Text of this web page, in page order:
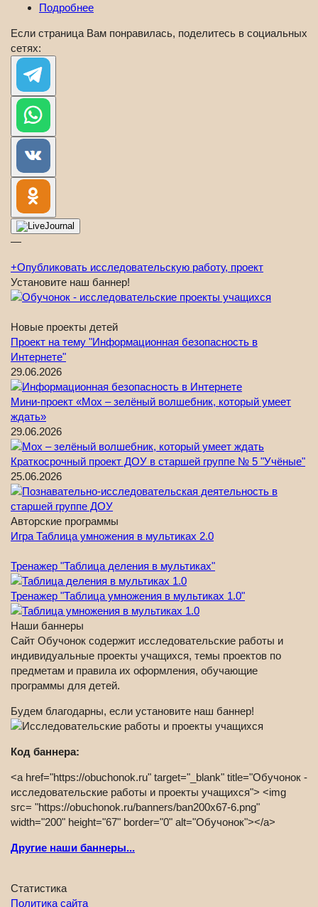
Подробнее
Если страница Вам понравилась, поделитесь в социальных
сетях:
—
+Опубликовать исследовательскую работу, проект
Установите наш баннер!
Новые проекты детей
Проект на тему "Информационная безопасность в
Интернете"
29.06.2026
Мини-проект «Мох – зелёный волшебник, который умеет
ждать»
29.06.2026
Краткосрочный проект ДОУ в старшей группе № 5 "Учёные"
25.06.2026
Авторские программы
Игра Таблица умножения в мультиках 2.0
Тренажер "Таблица деления в мультиках"
Тренажер "Таблица умножения в мультиках 1.0"
Наши баннеры
Сайт Обучонок содержит исследовательские работы и
индивидуальные проекты учащихся, темы проектов по
предметам и правила их оформления, обучающие
программы для детей.
Будем благодарны, если установите наш баннер!
Код баннера:
<a href="https://obuchonok.ru" target="_blank" title="Обучонок -
исследовательские работы и проекты учащихся"> <img
src= "https://obuchonok.ru/banners/ban200x67-6.png"
width="200" height="67" border="0" alt="Обучонок"></a>
Другие наши баннеры...
Статистика
Политика сайта